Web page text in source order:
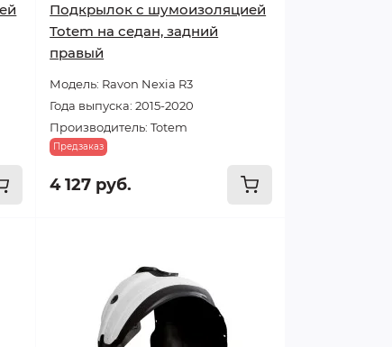
Подкрылок с шумоизоляцией
Totem на седан, задний
правый
Модель: Ravon Nexia R3
Года выпуска: 2015-2020
Производитель: Totem
Предзаказ
4 127 руб.